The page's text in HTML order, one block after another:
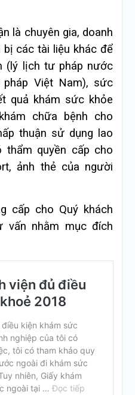
là chuyên gia, doanh
bị các tài liệu khác để
(lý lịch tư pháp nước
Việt Nam), sức
quả khám sức khỏe
chữa bệnh cho
thuận sử dụng lao
quyền cấp cho
ảnh thẻ của người
cấp cho Quý khách
vấn nhằm mục đích